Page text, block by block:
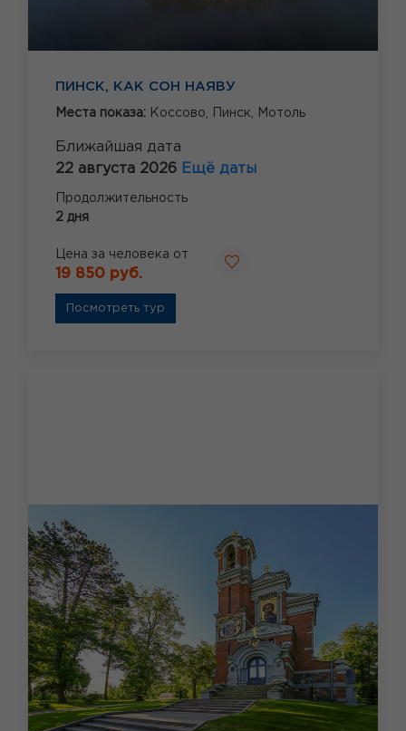
ПИНСК, КАК СОН НАЯВУ
Места показа: Коссово, Пинск, Мотоль
Ближайшая дата
22 августа 2026 Ещё даты
Продолжительность
2 дня
Цена за человека от
19 850 руб.
Посмотреть тур